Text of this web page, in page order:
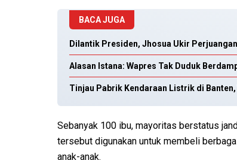
BACA JUGA
Dilantik Presiden, Jhosua Ukir
Alasan Istana: Wapres Tak Duduk
Tinjau Pabrik Kendaraan Listrik di
Sebanyak 100 ibu, mayoritas berstatus
tersebut digunakan untuk membeli
anak-anak.